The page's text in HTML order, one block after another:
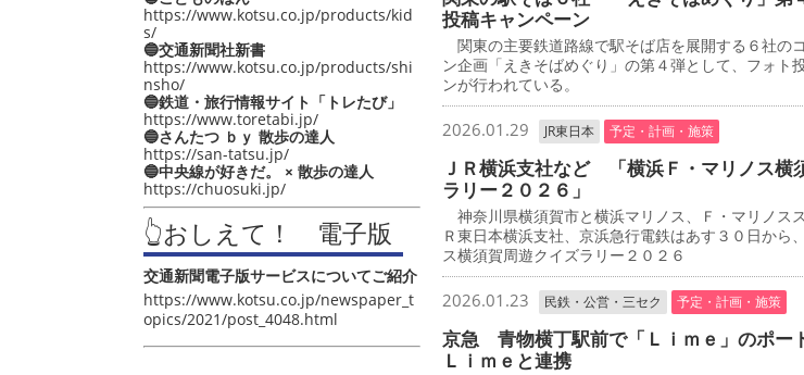
https://www.kotsu.co.jp/products/kid
s/
🔵交通新聞社新書
https://www.kotsu.co.jp/products/shi
nsho/
🔵鉄道・旅行情報サイト「トレたび」
https://www.toretabi.jp/
🔵さんたつ ｂｙ 散歩の達人
https://san-tatsu.jp/
🔵中央線が好きだ。 × 散歩の達人
https://chuosuki.jp/
👆おしえて！ 電子版
交通新聞電子版サービスについてご紹介
https://www.kotsu.co.jp/newspaper_t
opics/2021/post_4048.html
投稿キャンペーン
関東の主要鉄道路線で駅そば店を展開する６社の
ン企画「えきそばめぐり」の第４弾として、フォト
ンが行われている。
2026.01.29 JR東日本 予定・計画・施策
ＪＲ横浜支社など 「横浜Ｆ・マリノス横
ラリー２０２６」
神奈川県横須賀市と横浜マリノス、Ｆ・マリノス
Ｒ東日本横浜支社、京浜急行電鉄はあす３０日から
ス横須賀周遊クイズラリー２０２６
2026.01.23 民鉄・公営・三セク 予定・計画・施策
京急 青物横丁駅前で「Ｌｉｍｅ」のポー
Ｌｉｍｅと連携